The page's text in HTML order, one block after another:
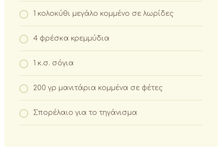
1 κολοκύθι μεγάλο κομμένο σε λωρίδες
4 φρέσκα κρεμμύδια
1 κ.σ. σόγια
200 γρ μανιτάρια κομμένα σε φέτες
Σπορέλαιο για το τηγάνισμα